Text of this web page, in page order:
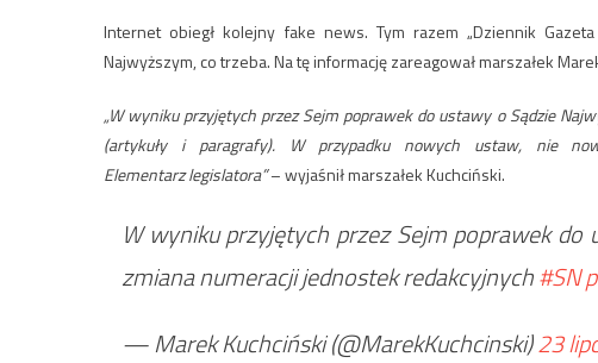
Internet obiegł kolejny fake news. Tym razem „Dziennik
Najwyższym, co trzeba. Na tę informację zareagował marszałek
„W wyniku przyjętych przez Sejm poprawek do ustawy o Sądzie
(artykuły i paragrafy). W przypadku nowych ustaw, nie
Elementarz legislatora”– wyjaśnił marszałek Kuchciński.
W wyniku przyjętych przez Sejm poprawek
zmiana numeracji jednostek redakcyjnych#SN
— Marek Kuchciński (@MarekKuchcinski)23